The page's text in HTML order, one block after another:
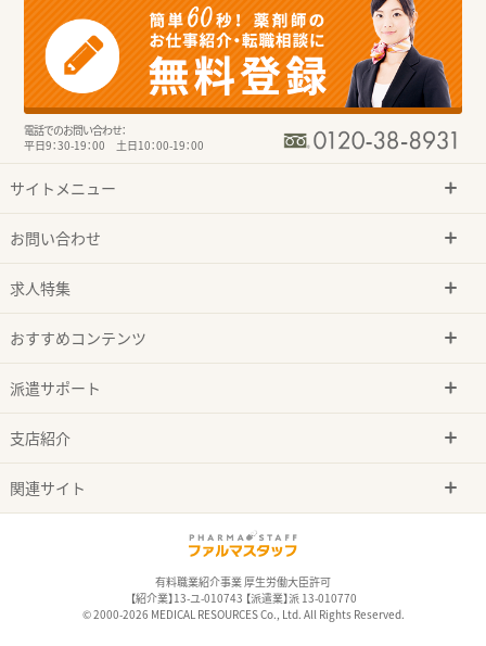
電話でのお問い合わせ：
平日9：30-19：00 土日10：00-19：00
サイトメニュー
お問い合わせ
求人特集
おすすめコンテンツ
派遣サポート
支店紹介
関連サイト
有料職業紹介事業 厚生労働大臣許可
【紹介業】13-ユ-010743 【派遣業】派 13-010770
© 2000-2026 MEDICAL RESOURCES Co., Ltd. All Rights Reserved.